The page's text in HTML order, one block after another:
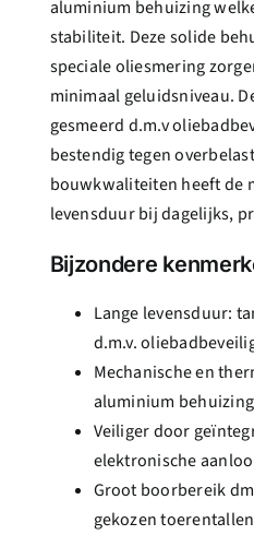
aluminium behuizing
stabiliteit. Deze solide
speciale oliesmering
minimaal geluidsniveau.
gesmeerd d.m.v
bestendig tegen
bouwkwaliteiten heeft de
levensduur bij dagelijks,
Bijzondere
Lange levensduur:
d.m.v.
Mechanische en
aluminium behuizing
Veiliger door
elektronische
Groot boorbereik
gekozen toerentallen